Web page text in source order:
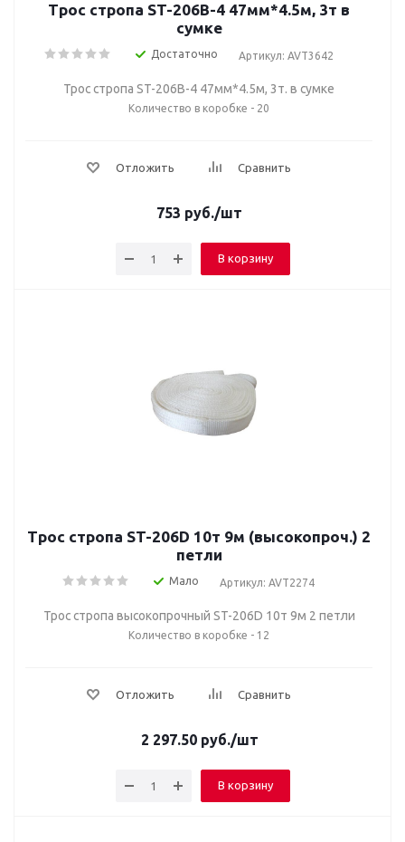
Трос стропа ST-206B-4 47мм*4.5м, 3т в
сумке
Достаточно Артикул: AVT3642
Трос стропа ST-206B-4 47мм*4.5м, 3т. в сумке
Количество в коробке - 20
Отложить Сравнить
753 руб./шт
В корзину
Трос стропа ST-206D 10т 9м (высокопроч.) 2
петли
Мало Артикул: AVT2274
Трос стропа высокопрочный ST-206D 10т 9м 2 петли
Количество в коробке - 12
Отложить Сравнить
2 297.50руб./шт
В корзину